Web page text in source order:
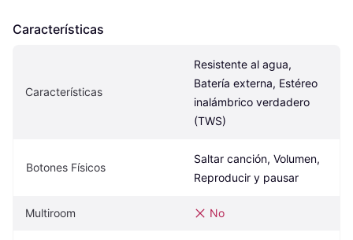
Características
Características
Resistente al agua,
Batería externa, Estéreo
inalámbrico verdadero
(TWS)
Botones Físicos
Saltar canción, Volumen,
Reproducir y pausar
Multiroom No